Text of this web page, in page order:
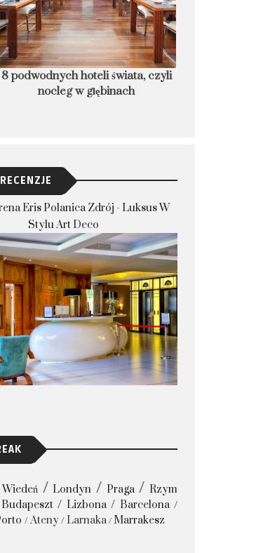
8 podwodnych hoteli świata, czyli
nocleg w głębinach
Eris Polanica Zdrój - Luksus W
Stylu Art Deco
Wiedeń Londyn Praga
Rzym
Budapeszt Lizbona
Barcelona
Ateny Larnaka Marrakesz